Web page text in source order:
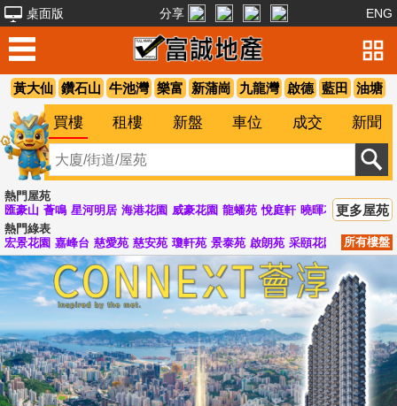
桌面版 分享 ENG
油塘
藍田
啟德
九龍灣
新蒲崗
樂富
牛池灣
鑽石山
黃大仙
買樓 租樓 新盤 車位 成交 新聞
更多屋苑
熱門屋苑
所有樓盤
匯豪山 薈鳴 星河明居 海港花園 威豪花園 龍蟠苑 悅庭軒 曉暉花園 峻弦 清
熱門綠表
宏景花園 嘉峰台 慈愛苑 慈安苑 瓊軒苑 景泰苑 啟朗苑 采頤花園 啟德花園